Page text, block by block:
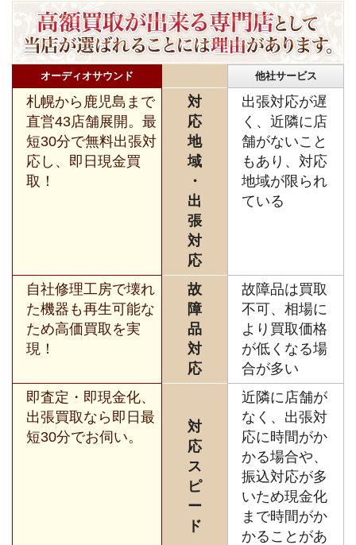
オーディオサウンド 他社サービス
札幌から鹿児島まで
直営43店舗展開。最
短30分で無料出張対
応し、即日現金買
取！
対
応
地
域
・
出
張
対
応
出張対応が遅
く、近隣に店
舗がないこと
もあり、対応
地域が限られ
ている
自社修理工房で壊れ
た機器も再生可能な
ため高価買取を実
現！
故
障
品
対
応
故障品は買取
不可、相場に
より買取価格
が低くなる場
合が多い
即査定・即現金化、
出張買取なら即日最
短30分でお伺い。
対
応
ス
ピ
ー
ド
近隣に店舗が
なく、出張対
応に時間がか
かる場合や、
振込対応が多
いため現金化
まで時間がか
かることがあ